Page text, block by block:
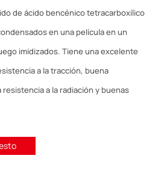
de ácido bencénico tetracarboxílico
en una película en un
imidizados. Tiene una excelente
a la tracción, buena
a la radiación y buenas